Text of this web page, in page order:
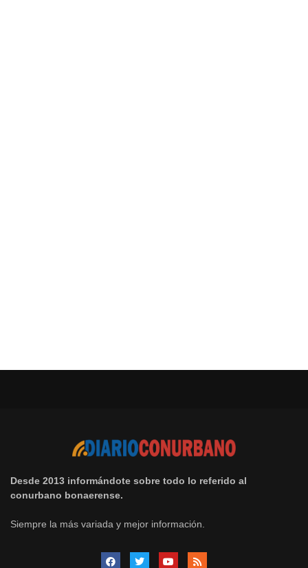
Desde 2013 informándote sobre todo lo referido al
conurbano bonaerense.
Siempre la más variada y mejor información.